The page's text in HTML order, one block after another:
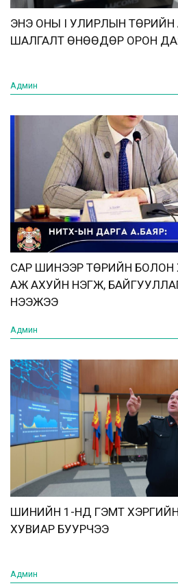
ЭНЭ ОНЫ I УЛИРЛЫН ТӨРИЙН
ШАЛГАЛТ ӨНӨӨДӨР ОРОН
Админ
САР ШИНЭЭР ТӨРИЙН БОЛОН
АЖ АХУЙН НЭГЖ,
НЭЭЖЭЭ
Админ
ШИНИЙН 1-НД ГЭМТ
ХУВИАР БУУРЧЭЭ
Админ